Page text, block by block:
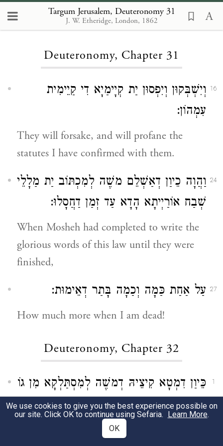
Targum Jerusalem, Deuteronomy 31
J. W. Etheridge, London, 1862
Loading...
Deuteronomy, Chapter 31
16
וְיִשְׁבְּקוּן וְיִפְסוּן יַת קְיָימַיָא דִי קַיֵימִית
עִמְהוֹן:
They will forsake, and will profane the
statutes I have confirmed with them.
24 וַהֲוָה כֵיוַן דְאַשְׁלֵם משֶׁה לְמִכְתּוֹב יַת מַלָלֵי
שְׁבַח אוֹרַיְיתָא הָדָא עַד זְמַן דַחֲסָלוּ:
When Mosheh had completed to write the
glorious words of this law until they were
finished,
27 עַל אַחַת כַּמָה וְכַמָה בָּתַר דְאֵימוּת:
How much more when I am dead!
Deuteronomy, Chapter 32
1
כֵּיוַן דִמְטָא קִיצֵיהּ דְמשֶׁה לְמִסְתַּלְקָא מִן גוֹ
עַלְמָא אָמַר הָא אֲנָא מַסְהִיד בְּעַלְמָא
הָאִילֵין מִילָא דְלָא טַעֲמָא מַיְיתוּ מַסְהִיד
We use cookies to give you the best experience possible on
our site. Click OK to continue using Sefaria. Learn More.
OK